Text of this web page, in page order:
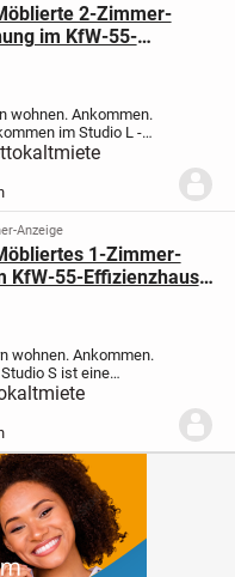
2-Zimmer-
im KfW-55-
wohnen. Ankommen.
im Studio L -
voll
hohen Wohnkomfort
Anzeige
1-Zimmer-
KfW-55-Effizienzhaus
wohnen. Ankommen.
S ist eine
voll möblierte
Energieeffizienz